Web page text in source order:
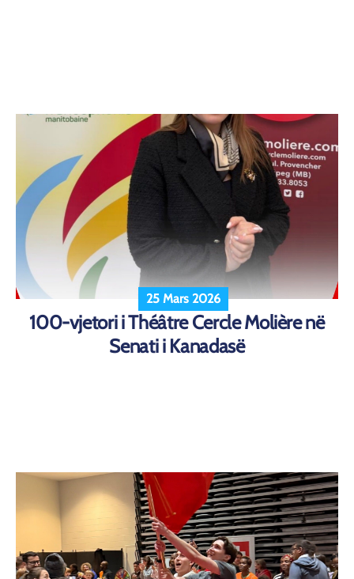
25 Mars 2026
100-vjetori i Théâtre Cercle Molière në
Senati i Kanadasë